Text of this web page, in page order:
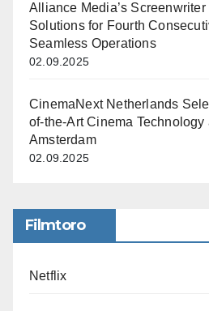
Alliance Media’s Screenwriter
Solutions for Fourth
Seamless Operations
02.09.2025
CinemaNext Netherlands
of-the-Art Cinema
Amsterdam
02.09.2025
Filmtoro
Netflix